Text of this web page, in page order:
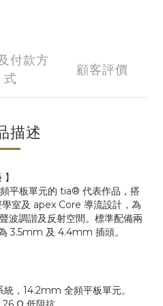
付款方
式
顧客評價
描述
平板單元的 tia® 代表作品，搭
室及 apex Core 導流設計，為
波調諧及反射空間。標準配備兩
3.5mm 及 4.4mm 插頭。
，14.2mm 全頻平板單元。